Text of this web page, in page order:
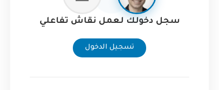
سجل دخولك لعمل نقاش تفاعلي
تسجيل الدخول